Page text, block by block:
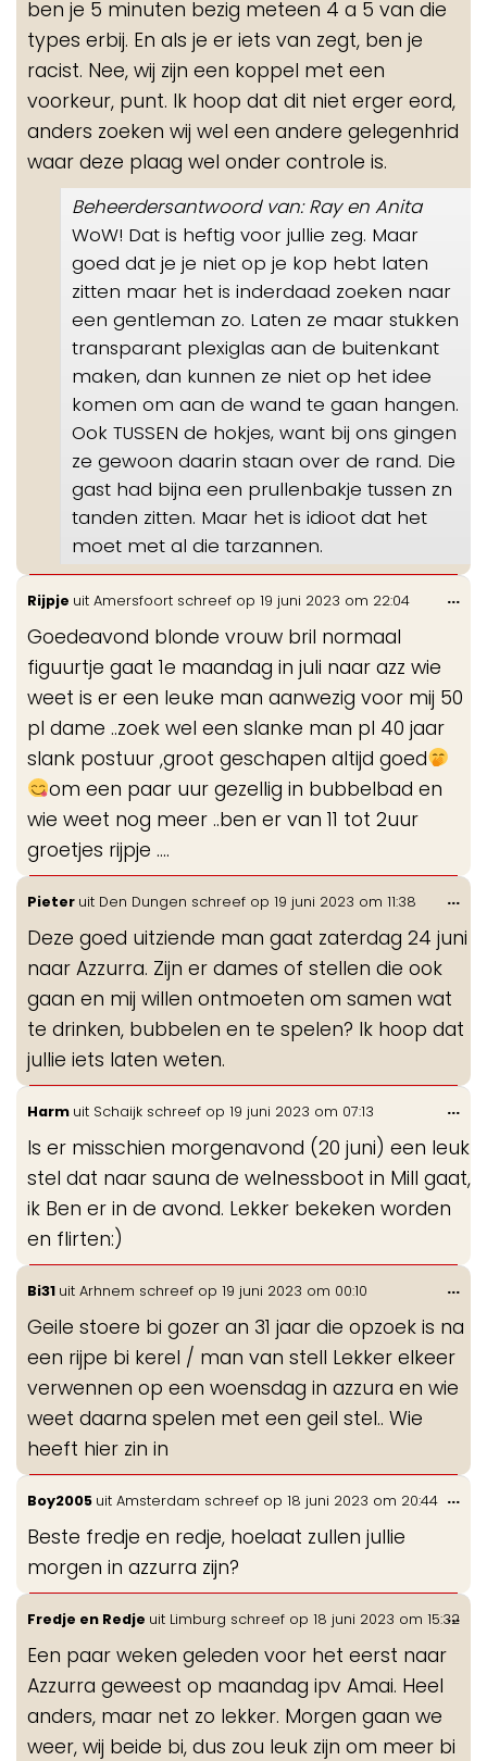
ben je 5 minuten bezig meteen 4 a 5 van die
types erbij. En als je er iets van zegt, ben je
racist. Nee, wij zijn een koppel met een
voorkeur, punt. Ik hoop dat dit niet erger eord,
anders zoeken wij wel een andere gelegenhrid
waar deze plaag wel onder controle is.
Beheerdersantwoord van: Ray en Anita
WoW! Dat is heftig voor jullie zeg. Maar
goed dat je je niet op je kop hebt laten
zitten maar het is inderdaad zoeken naar
een gentleman zo. Laten ze maar stukken
transparant plexiglas aan de buitenkant
maken, dan kunnen ze niet op het idee
komen om aan de wand te gaan hangen.
Ook TUSSEN de hokjes, want bij ons gingen
ze gewoon daarin staan over de rand. Die
gast had bijna een prullenbakje tussen zn
tanden zitten. Maar het is idioot dat het
moet met al die tarzannen.
Rijpje uit Amersfoort schreef op 19 juni 2023 om 22:04
Goedeavond blonde vrouw bril normaal
figuurtje gaat 1e maandag in juli naar azz wie
weet is er een leuke man aanwezig voor mij 50
pl dame ..zoek wel een slanke man pl 40 jaar
slank postuur ,groot geschapen altijd goed
om een paar uur gezellig in bubbelbad en
wie weet nog meer ..ben er van 11 tot 2uur
groetjes rijpje ....
...
Pieter uit Den Dungen schreef op 19 juni 2023 om 11:38
Deze goed uitziende man gaat zaterdag 24 juni
naar Azzurra. Zijn er dames of stellen die ook
gaan en mij willen ontmoeten om samen wat
te drinken, bubbelen en te spelen? Ik hoop dat
jullie iets laten weten.
...
Harm uit Schaijk schreef op 19 juni 2023 om 07:13
Is er misschien morgenavond (20 juni) een leuk
stel dat naar sauna de welnessboot in Mill gaat,
ik Ben er in de avond. Lekker bekeken worden
en flirten:)
...
Bi31 uit Arhnem schreef op 19 juni 2023 om 00:10
Geile stoere bi gozer an 31 jaar die opzoek is na
een rijpe bi kerel / man van stell Lekker elkeer
verwennen op een woensdag in azzura en wie
weet daarna spelen met een geil stel.. Wie
heeft hier zin in
...
Boy2005 uit Amsterdam schreef op 18 juni 2023 om 20:44
Beste fredje en redje, hoelaat zullen jullie
morgen in azzurra zijn?
...
Fredje en Redje uit Limburg schreef op 18 juni 2023 om 15:32
Een paar weken geleden voor het eerst naar
Azzurra geweest op maandag ipv Amai. Heel
anders, maar net zo lekker. Morgen gaan we
weer, wij beide bi, dus zou leuk zijn om meer bi
...